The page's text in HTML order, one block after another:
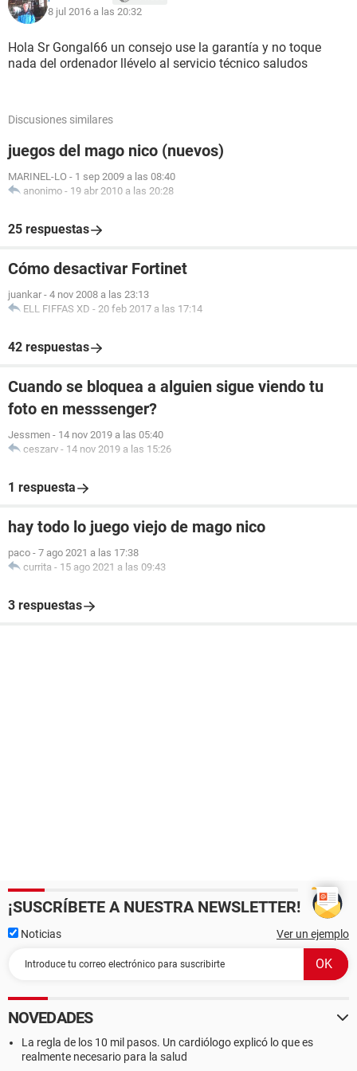
Gracias de antemano y un saludo!! :D
8 jul 2016 a las 20:32
Hola Sr Gongal66 un consejo use la garantía y no toque
nada del ordenador llévelo al servicio técnico saludos
Discusiones similares
juegos del mago nico (nuevos)
MARINEL-LO - 1 sep 2009 a las 08:40
anonimo - 19 abr 2010 a las 20:28
25 respuestas
Cómo desactivar Fortinet
juankar - 4 nov 2008 a las 23:13
ELL FIFFAS XD - 20 feb 2017 a las 17:14
42 respuestas
Cuando se bloquea a alguien sigue viendo tu
foto en messsenger?
Jessmen - 14 nov 2019 a las 05:40
ceszarv - 14 nov 2019 a las 15:26
1 respuesta
hay todo lo juego viejo de mago nico
paco - 7 ago 2021 a las 17:38
currita - 15 ago 2021 a las 09:43
3 respuestas
¡SUSCRÍBETE A NUESTRA NEWSLETTER!
Noticias Ver un ejemplo
NOVEDADES
La regla de los 10 mil pasos. Un cardiólogo explicó lo que es
realmente necesario para la salud